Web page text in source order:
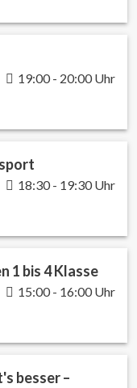
19:00 - 20:00 Uhr
18:30 - 19:30 Uhr
1 bis 4 Klasse
15:00 - 16:00 Uhr
besser –